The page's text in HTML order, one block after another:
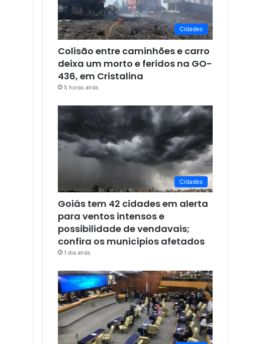
Cidades
Colisão entre caminhões e carro
deixa um morto e feridos na GO-
436, em Cristalina
5 horas atrás
Cidades
Goiás tem 42 cidades em alerta
para ventos intensos e
possibilidade de vendavais;
confira os municípios afetados
1 dia atrás